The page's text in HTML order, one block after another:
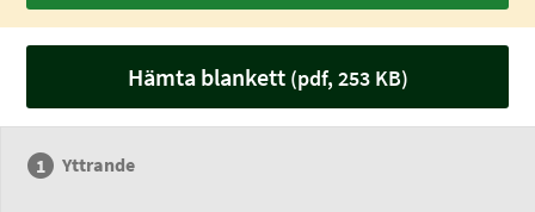
Hämta blankett(pdf, 253 KB)
Yttrande